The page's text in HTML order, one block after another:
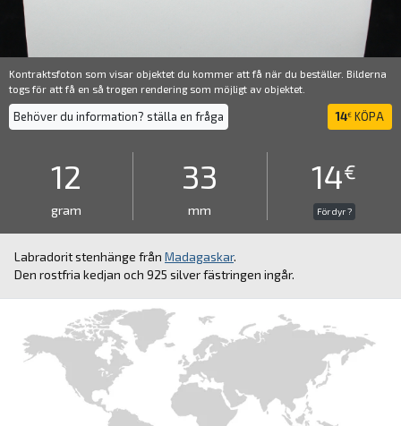
Kontraktsfoton som visar objektet du kommer att få när du beställer. Bilderna
togs för att få en så trogen rendering som möjligt av objektet.
Behöver du information? ställa en fråga 14€ KÖPA
12
gram
33
mm
14€
För dyr ?
Labradorit stenhänge från Madagaskar.
Den rostfria kedjan och 925 silver fästringen ingår.